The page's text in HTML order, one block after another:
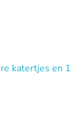
katertjes en 1